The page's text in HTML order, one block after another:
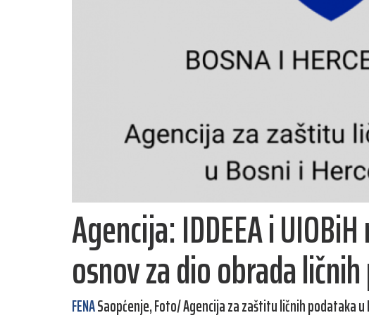
Agencija: IDDEEA i
osnov za dio obrada
FENASaopćenje, Foto/ Agencija za zaštitu ličnih podataka u